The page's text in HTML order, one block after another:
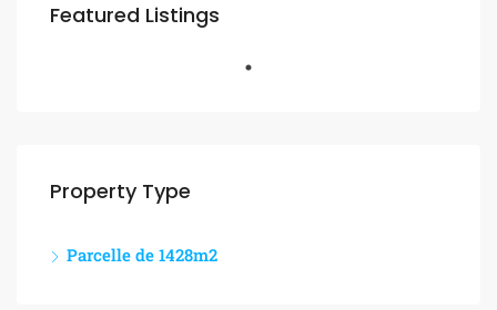
Featured Listings
Property Type
Parcelle de 1428m2